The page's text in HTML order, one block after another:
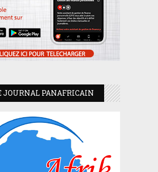
JOURNAL PANAFRICAIN